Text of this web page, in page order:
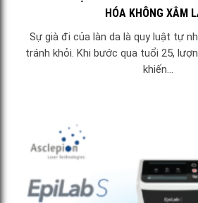
HÓA KHÔNG XÂM
Sự già đi của làn da là quy luật tự
tránh khỏi. Khi bước qua tuổi 25,
khiến...